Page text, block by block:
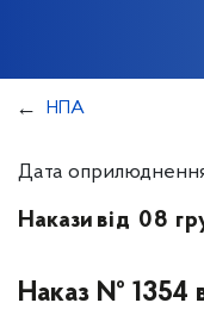
НПА
Дата
Накази від 08
Наказ № 1354